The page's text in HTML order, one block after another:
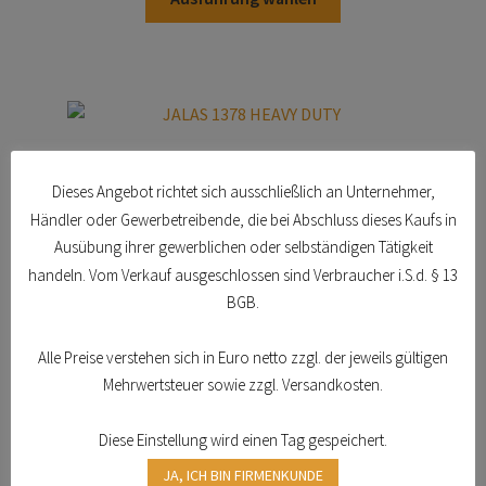
auf
Die
können
auf
der
Produktseite
Ausführung wählen
Dieses
Produkt
weist
mehrere
Die
Optionen
auf
Home
Arbeitsschutz
Arbeitsschuhe / Sicherheitsschuhe
Dieses Angebot richtet sich ausschließlich an Unternehmer,
Händler oder Gewerbetreibende, die bei Abschluss dieses Kaufs in
Ausübung ihrer gewerblichen oder selbständigen Tätigkeit
handeln. Vom Verkauf ausgeschlossen sind Verbraucher i.S.d. § 13
BGB.
Alle Preise verstehen sich in Euro netto zzgl. der jeweils gültigen
Mehrwertsteuer sowie zzgl. Versandkosten.
Diese Einstellung wird einen Tag gespeichert.
JA, ICH BIN FIRMENKUNDE